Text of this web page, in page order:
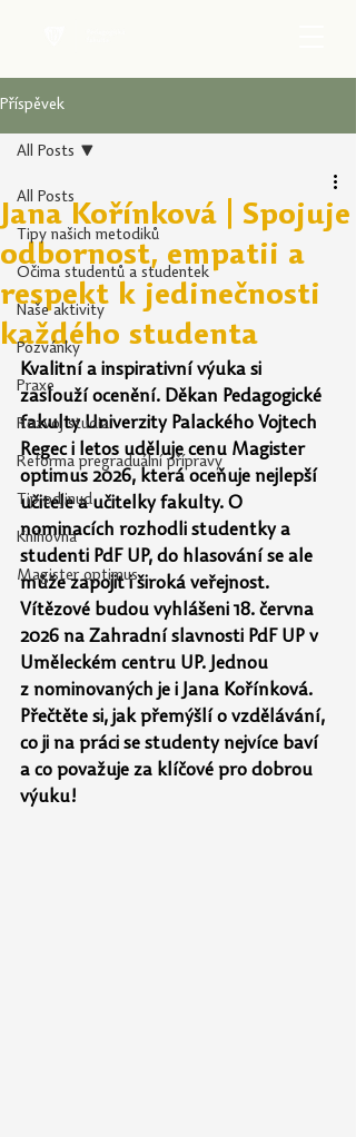
Příspěvek
All Posts
Tipy našich metodiků
Očima studentů a studentek
Naše aktivity
Pozvánky
Praxe
Rozvoj studia
Reforma pregraduální přípravy
Tip odjinud
Knihovna
Magister optimus
All Posts
Jana Kořínková | Spojuje
odbornost, empatii a
respekt k jedinečnosti
každého studenta
Kvalitní a inspirativní výuka si
zaslouží ocenění. Děkan Pedagogické
fakulty Univerzity Palackého Vojtech
Regec i letos uděluje cenu Magister
optimus 2026, která oceňuje nejlepší
učitele a učitelky fakulty. O
nominacích rozhodli studentky a
studenti PdF UP, do hlasování se ale
může zapojit i široká veřejnost.
Vítězové budou vyhlášeni 18. června
2026 na Zahradní slavnosti PdF UP v
Uměleckém centru UP. Jednou
z nominovaných je i Jana Kořínková.
Přečtěte si, jak přemýšlí o vzdělávání,
co ji na práci se studenty nejvíce baví
a co považuje za klíčové pro dobrou
výuku!